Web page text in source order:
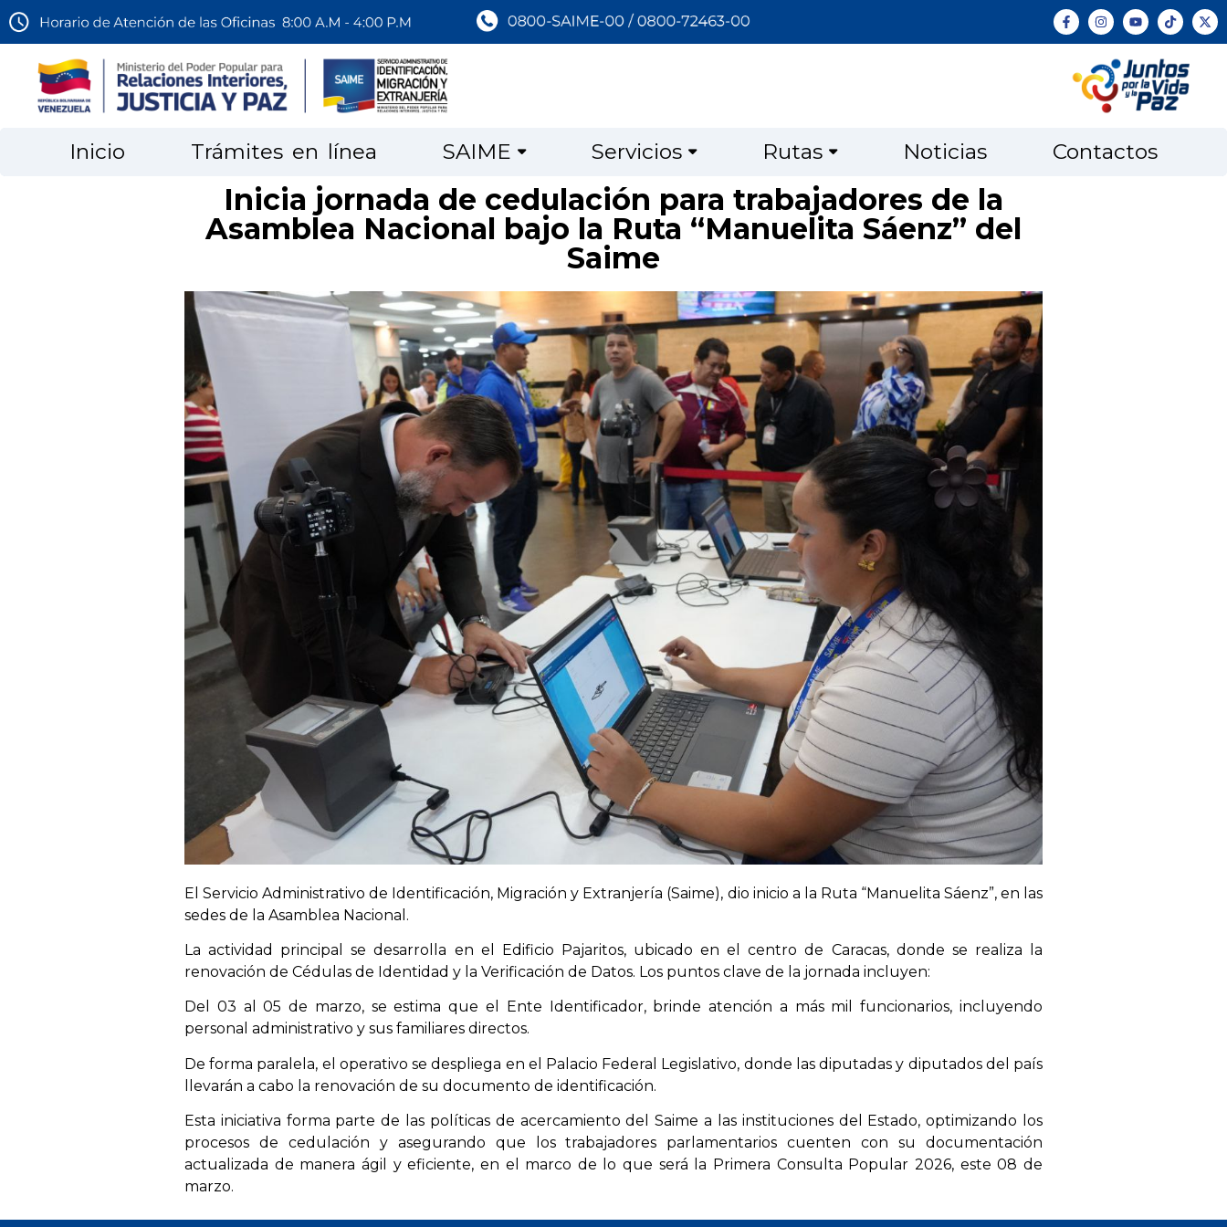
Inicio Trámites en línea SAIME Servicios Rutas Noticias Contactos
Inicia jornada de cedulación para trabajadores de la
Asamblea Nacional bajo la Ruta “Manuelita Sáenz” del
Saime
El Servicio Administrativo de Identificación, Migración y Extranjería (Saime), dio inicio a la Ruta “Manuelita Sáenz”, en las
sedes de la Asamblea Nacional.
La actividad principal se desarrolla en el Edificio Pajaritos, ubicado en el centro de Caracas, donde se realiza la
renovación de Cédulas de Identidad y la Verificación de Datos. Los puntos clave de la jornada incluyen:
Del 03 al 05 de marzo, se estima que el Ente Identificador, brinde atención a más mil funcionarios, incluyendo
personal administrativo y sus familiares directos.
De forma paralela, el operativo se despliega en el Palacio Federal Legislativo, donde las diputadas y diputados del país
llevarán a cabo la renovación de su documento de identificación.
Esta iniciativa forma parte de las políticas de acercamiento del Saime a las instituciones del Estado, optimizando los
procesos de cedulación y asegurando que los trabajadores parlamentarios cuenten con su documentación
actualizada de manera ágil y eficiente, en el marco de lo que será la Primera Consulta Popular 2026, este 08 de
marzo.